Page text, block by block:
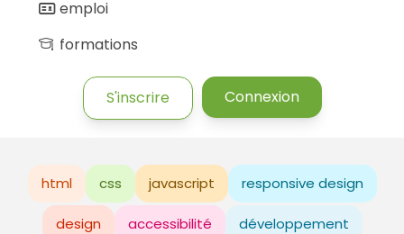
emploi
formations
S'inscrire Connexion
html css javascript responsive design
design accessibilité développement